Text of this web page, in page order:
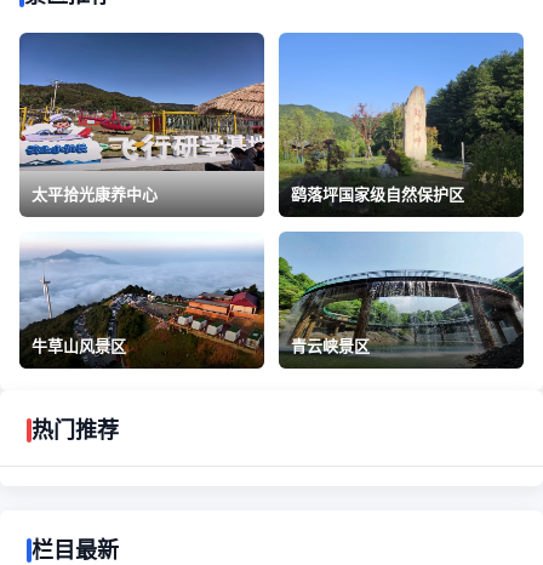
太平拾光康养中心 鹞落坪国家级自然保护区
牛草山风景区 青云峡景区
热门推荐
栏目最新